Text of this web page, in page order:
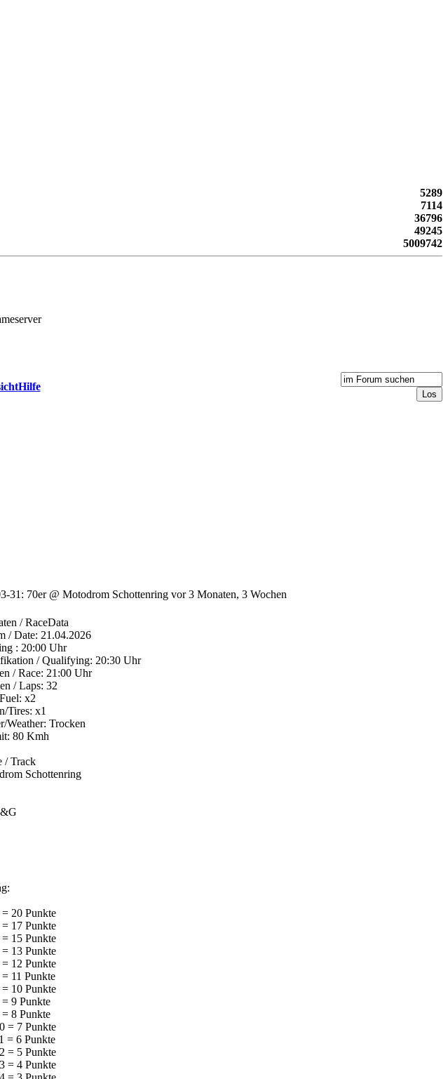
5289
7114
36796
49245
5009742
Hilfe
31: 70er @ Motodrom Schottenring vor 3 Monaten, 3 Wochen
/ RaceData
/ Date: 21.04.2026
: 20:00 Uhr
/ Qualifying: 20:30 Uhr
/ Race: 21:00 Uhr
/ Laps: 32
x2
Tires: x1
Weather: Trocken
80 Kmh
/ Track
Schottenring
20 Punkte
17 Punkte
15 Punkte
13 Punkte
12 Punkte
11 Punkte
10 Punkte
9 Punkte
8 Punkte
= 7 Punkte
= 6 Punkte
= 5 Punkte
= 4 Punkte